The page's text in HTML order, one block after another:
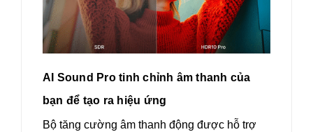
AI Sound Pro tinh chỉnh âm thanh của
bạn để tạo ra hiệu ứng
Bộ tăng cường âm thanh động được hỗ trợ